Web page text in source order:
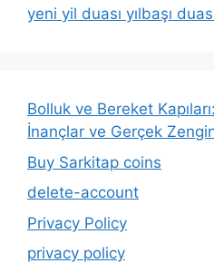
yeni yil duası yılbaşı
Bolluk ve Bereket
İnançlar ve Gerçek
Buy Sarkitap coins
delete-account
Privacy Policy
privacy policy